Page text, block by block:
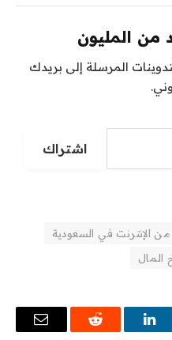
من المليون
المرسلة إلى بريدك
اشتراك
من الإنترنت في السعودية
المال
لينكدإن رديت
البريد